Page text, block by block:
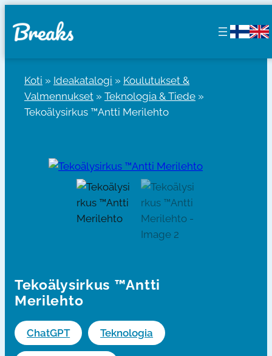
sisältöön
Koti » Ideakatalogi » Koulutukset &
Valmennukset » Teknologia & Tiede »
Tekoälysirkus ™Antti Merilehto
Tekoälysirkus ™Antti
Merilehto
ChatGPT Teknologia